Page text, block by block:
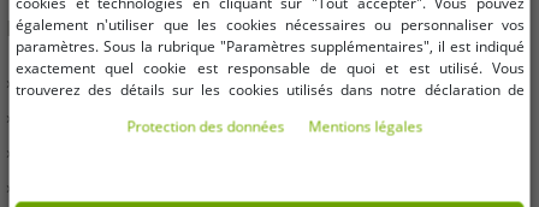
INFORMATION
» Entreprises
» Vos avantages
» Produits originaux et récompenses Outlet46
» Presse
également n'utiliser que les cookies nécessaires ou personnaliser vos
paramètres. Sous la rubrique "Paramètres supplémentaires", il est indiqué
exactement quel cookie est responsable de quoi et est utilisé. Vous
trouverez des détails sur les cookies utilisés dans notre déclaration de
consentement à tout moment. Les coordonnées se trouvent dans les
Protection des données Mentions légales